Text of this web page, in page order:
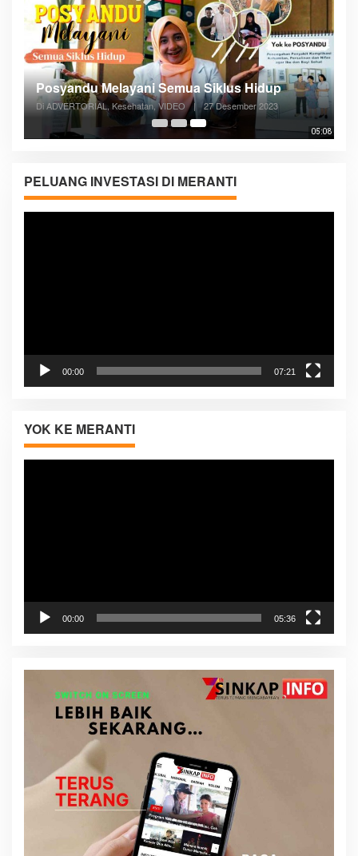
05:08
Posyandu Melayani Semua Siklus Hidup
Di ADVERTORIAL, Kesehatan, VIDEO | 27 Desember 2023
PELUANG INVESTASI DI MERANTI
00:00 07:21
YOK KE MERANTI
Pemutar
00:00 05:36